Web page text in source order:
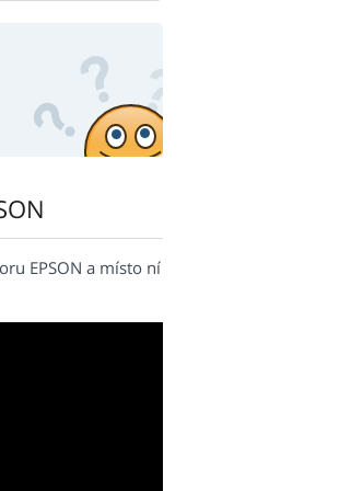
EPSON a místo ní